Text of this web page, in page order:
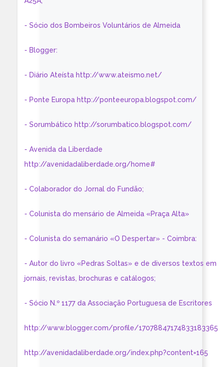
- Sócio dos Bombeiros Voluntários de Almeida
- Blogger:
- Diário Ateísta http://www.ateismo.net/
- Ponte Europa http://ponteeuropa.blogspot.com/
- Sorumbático http://sorumbatico.blogspot.com/
- Avenida da Liberdade
http://avenidadaliberdade.org/home#
- Colaborador do Jornal do Fundão;
- Colunista do mensário de Almeida «Praça Alta»
- Colunista do semanário «O Despertar» - Coimbra:
- Autor do livro «Pedras Soltas» e de diversos textos em
jornais, revistas, brochuras e catálogos;
- Sócio N.º 1177 da Associação Portuguesa de Escritores
http://www.blogger.com/profile/17078847174833183365
http://avenidadaliberdade.org/index.php?content=165